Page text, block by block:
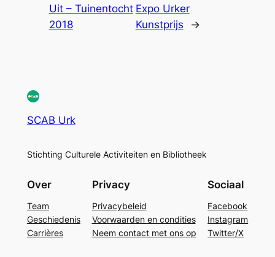
Uit – Tuinentocht
2018
Expo Urker
Kunstprijs
→
SCAB Urk
Stichting Culturele Activiteiten en Bibliotheek
Over
Team
Geschiedenis
Carrières
Privacy
Privacybeleid
Voorwaarden en condities
Neem contact met ons op
Sociaal
Facebook
Instagram
Twitter/X